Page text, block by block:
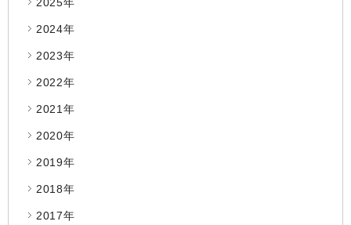
2025年
2024年
2023年
2022年
2021年
2020年
2019年
2018年
2017年